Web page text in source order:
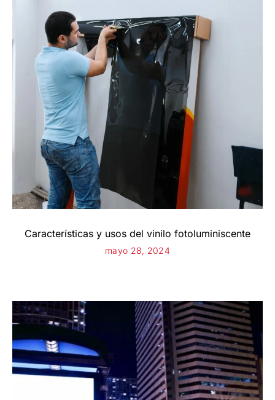
Características y usos del vinilo fotoluminiscente
mayo 28, 2024